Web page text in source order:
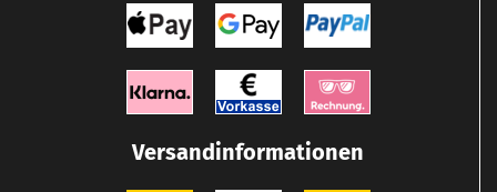
Versandinformationen